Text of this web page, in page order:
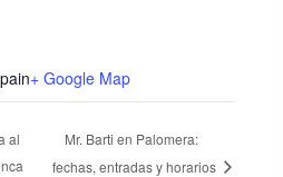
+ Google Map
al
Mr. Barti en Palomera:
fechas, entradas y horarios